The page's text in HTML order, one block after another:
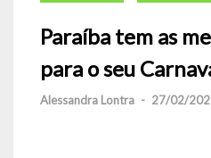
Paraíba tem as
para o seu
Alessandra Lontra - 27/02/